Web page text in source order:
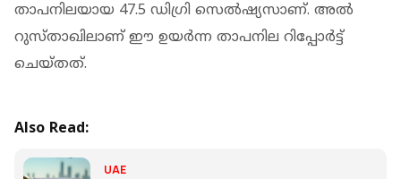
താപനിലയായ 47.5 ഡി​ഗ്രി സെൽഷ്യസാണ്. അൽ
റുസ്താഖിലാണ് ഈ ഉയർന്ന താപനില റിപ്പോർട്ട്
ചെയ്തത്.
Also Read:
UAE